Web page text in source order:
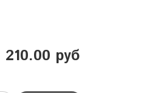
210.00 руб